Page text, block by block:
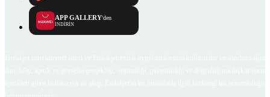
APP GALLERY'den
İNDİRİN